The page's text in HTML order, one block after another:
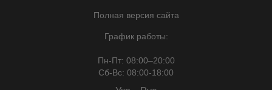
Полная версия сайта
График работы:
Пн-Пт: 08:00–20:00
Сб-Вc: 08:00-18:00